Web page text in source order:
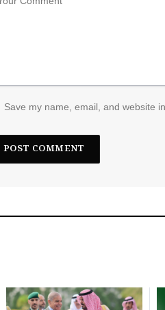
Save my name, email, and website